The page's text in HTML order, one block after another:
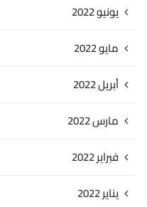
يونيو 2022
مايو 2022
أبريل 2022
مارس 2022
فبراير 2022
يناير 2022